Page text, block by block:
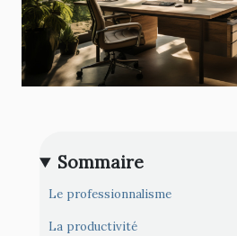
Sommaire
Le professionnalisme
La productivité